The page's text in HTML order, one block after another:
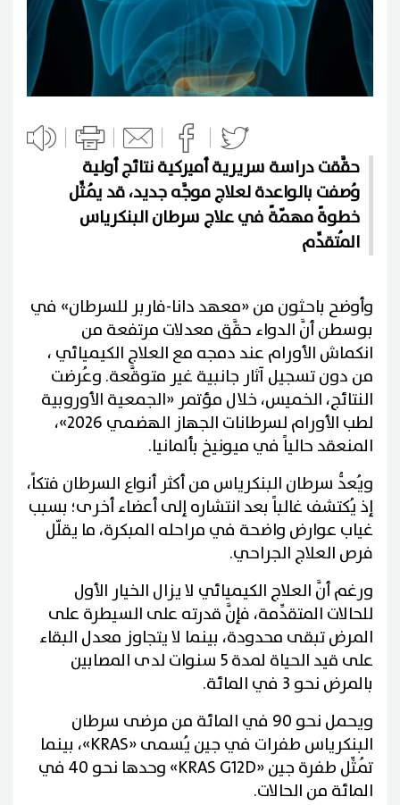
حقَّقت دراسة سريرية أميركية نتائج أولية
وُصفت بالواعدة لعلاج موجَّه جديد، قد يُمثِّل
خطوةً مهمّةً في علاج سرطان البنكرياس
المُتقدِّم
وأوضح باحثون من «معهد دانا-فاربر للسرطان» في
بوسطن أنَّ الدواء حقَّق معدلات مرتفعة من
انكماش الأورام عند دمجه مع العلاج الكيميائي ،
من دون تسجيل آثار جانبية غير متوقَّعة. وعُرضت
النتائج، الخميس، خلال مؤتمر «الجمعية الأوروبية
لطب الأورام لسرطانات الجهاز الهضمي 2026»،
المنعقد حالياً في ميونيخ بألمانيا.
ويُعدُّ سرطان البنكرياس من أكثر أنواع السرطان فتكاً،
إذ يُكتشف غالباً بعد انتشاره إلى أعضاء أخرى؛ بسبب
غياب عوارض واضحة في مراحله المبكرة، ما يقلّل
فرص العلاج الجراحي.
ورغم أنَّ العلاج الكيميائي لا يزال الخيار الأول
للحالات المتقدِّمة، فإنَّ قدرته على السيطرة على
المرض تبقى محدودة، بينما لا يتجاوز معدل البقاء
على قيد الحياة لمدة 5 سنوات لدى المصابين
بالمرض نحو 3 في المائة.
ويحمل نحو 90 في المائة من مرضى سرطان
البنكرياس طفرات في جين يُسمى «KRAS»، بينما
تُمثِّل طفرة جين «KRAS G12D» وحدها نحو 40 في
المائة من الحالات.